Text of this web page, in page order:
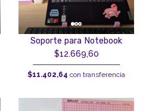
Soporte para Notebook
$12.669,60
$11.402,64 con transferencia